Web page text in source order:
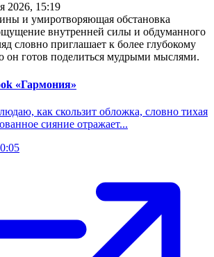
2026, 15:19
и умиротворяющая обстановка
внутренней силы и обдуманного
словно приглашает к более глубокому
он готов поделиться мудрыми мыслями.
«Гармония»
как скользит обложка, словно тихая
сияние отражает...